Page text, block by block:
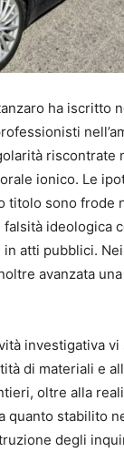
ha iscritto
riscontrate
ionico. Le
titolo sono frode
ideologica
atti pubblici.
avanzata
investigativa
di materiali e
oltre alla
quanto stabilito
degli